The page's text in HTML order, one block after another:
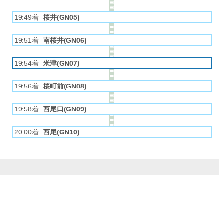
19:49着 桜井(GN05)
19:51着 南桜井(GN06)
19:54着 米津(GN07)
19:56着 桜町前(GN08)
19:58着 西尾口(GN09)
20:00着 西尾(GN10)